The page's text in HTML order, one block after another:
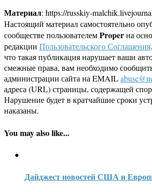
Материал: https://russkiy-
Настоящий материал самостоятельно
сообществе пользователемProperна
редакции Пользовательского Соглашения
что такая публикация нарушает ваши
смежные права, вам необходимо
администрации сайта на EMAIL
адреса (URL) страницы, содержащей
Нарушение будет в кратчайшие сроки
наказаны.
You may also like...
Дайджест новостей США и